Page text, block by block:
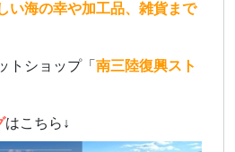
い海の幸や加工品、雑貨まで
トショップ「 南三陸復興スト
はこちら↓